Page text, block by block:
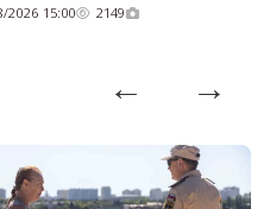
2026 15:00 2149